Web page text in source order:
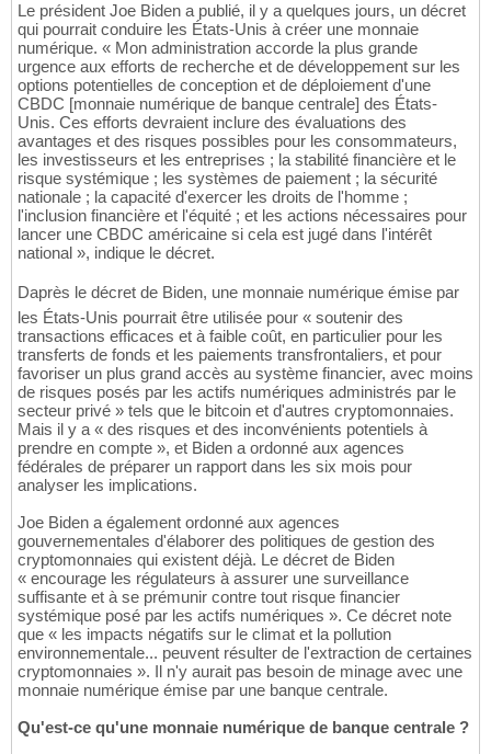
Le président Joe Biden a publié, il y a quelques jours, un décret
qui pourrait conduire les États-Unis à créer une monnaie
numérique. « Mon administration accorde la plus grande
urgence aux efforts de recherche et de développement sur les
options potentielles de conception et de déploiement d'une
CBDC [monnaie numérique de banque centrale] des États-
Unis. Ces efforts devraient inclure des évaluations des
avantages et des risques possibles pour les consommateurs,
les investisseurs et les entreprises ; la stabilité financière et le
risque systémique ; les systèmes de paiement ; la sécurité
nationale ; la capacité d'exercer les droits de l'homme ;
l'inclusion financière et l'équité ; et les actions nécessaires pour
lancer une CBDC américaine si cela est jugé dans l'intérêt
national », indique le décret.
Daprès le décret de Biden, une monnaie numérique émise par
les États-Unis pourrait être utilisée pour « soutenir des
transactions efficaces et à faible coût, en particulier pour les
transferts de fonds et les paiements transfrontaliers, et pour
favoriser un plus grand accès au système financier, avec moins
de risques posés par les actifs numériques administrés par le
secteur privé » tels que le bitcoin et d'autres cryptomonnaies.
Mais il y a « des risques et des inconvénients potentiels à
prendre en compte », et Biden a ordonné aux agences
fédérales de préparer un rapport dans les six mois pour
analyser les implications.
Joe Biden a également ordonné aux agences
gouvernementales d'élaborer des politiques de gestion des
cryptomonnaies qui existent déjà. Le décret de Biden
« encourage les régulateurs à assurer une surveillance
suffisante et à se prémunir contre tout risque financier
systémique posé par les actifs numériques ». Ce décret note
que « les impacts négatifs sur le climat et la pollution
environnementale... peuvent résulter de l'extraction de certaines
cryptomonnaies ». Il n'y aurait pas besoin de minage avec une
monnaie numérique émise par une banque centrale.
Qu'est-ce qu'une monnaie numérique de banque centrale ?